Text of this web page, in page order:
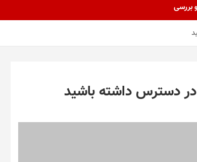
بررسی
دسترس داشته باشید